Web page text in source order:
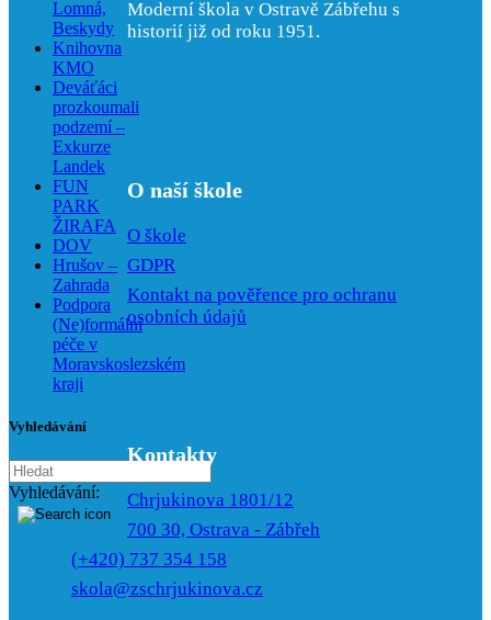
Lomná,
Beskydy
Knihovna
KMO
Deváťáci
prozkoumali
podzemí –
Exkurze
Landek
FUN
PARK
ŽIRAFA
DOV
Hrušov –
Zahrada
Podpora
(Ne)formální
péče v
Moravskoslezském
kraji
Vyhledávání
Vyhledávání:
Moderní škola v Ostravě Zábřehu s
historií již od roku 1951.
O naší škole
O škole
GDPR
Kontakt na pověřence pro ochranu
osobních údajů
Kontakty
Chrjukinova 1801/12
700 30, Ostrava - Zábřeh
(+420) 737 354 158
skola@zschrjukinova.cz